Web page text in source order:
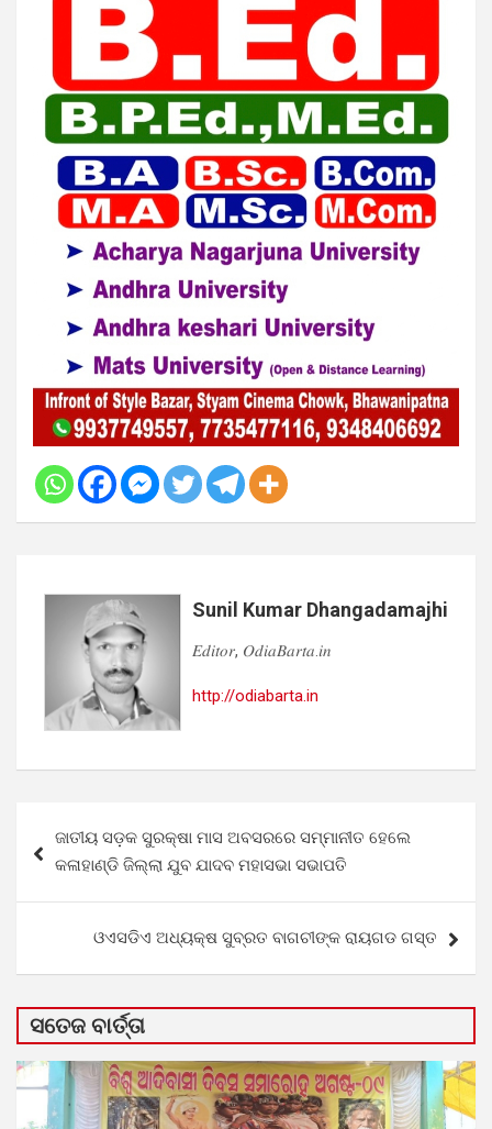
Sunil Kumar Dhangadamajhi
𝐸𝑑𝑖𝑡𝑜𝑟, 𝑂𝑑𝑖𝑎𝐵𝑎𝑟𝑡𝑎.𝑖𝑛
http://odiabarta.in
navigation
ଜାତୀୟ ସଡ଼କ ସୁରକ୍ଷା ମାସ ଅବସରରେ ସମ୍ମାନୀତ ହେଲେ
କଳାହାଣ୍ଡି ଜିଲ୍ଲା ଯୁବ ଯାଦବ ମହାସଭା ସଭାପତି
ଓଏସଡିଏ ଅଧ୍ୟକ୍ଷ ସୁବ୍ରତ ବାଗଚୀଙ୍କ ରାୟଗଡ ଗସ୍ତ
ସତେଜ ବାର୍ତ୍ତା